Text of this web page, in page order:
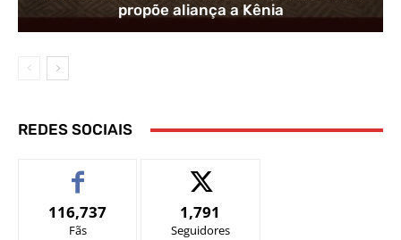
propõe aliança a Kênia
REDES SOCIAIS
116,737
Fãs
1,791
Seguidores